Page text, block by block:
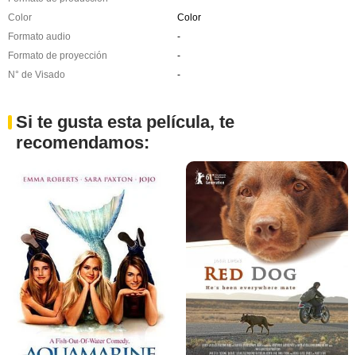
Color
Color
Formato audio
-
Formato de proyección
-
N° de Visado
-
Si te gusta esta película, te
recomendamos: